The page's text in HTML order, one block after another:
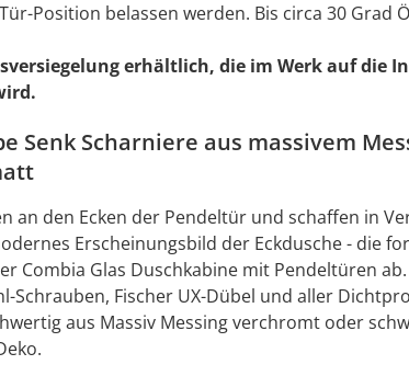
Position belassen werden. Bis circa 30 Grad
erhältlich, die im Werk auf die
Senk Scharniere aus massivem
an den Ecken der Pendeltür und schaffen in
Erscheinungsbild der Eckdusche - die
Combia Glas Duschkabine mit Pendeltüren
Schrauben, Fischer UX-Dübel und aller
aus Massiv Messing verchromt oder